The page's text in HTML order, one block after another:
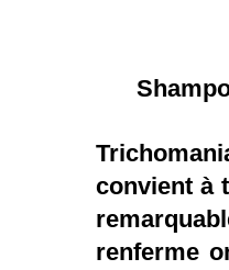
convient à
renferme